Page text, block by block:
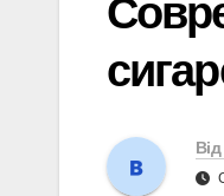
Від